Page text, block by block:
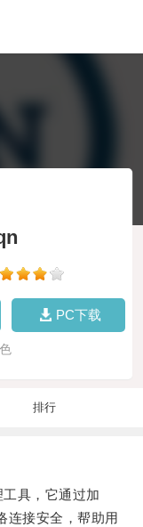
PC下载
排行
具，它通过加
连接安全，帮助用